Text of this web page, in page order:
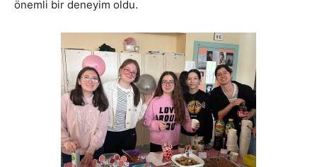
önemli bir deneyim oldu.